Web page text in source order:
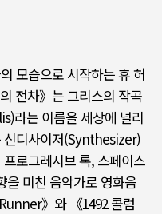
모습으로 시작하는 휴 허
전차》 는 그리스의 작곡
라는 이름을 세상에 널리
신디사이저(Synthesizer)
로그레시브 록, 스페이스
을 미친 음악가로 영화음
》 와 《1492 콜럼